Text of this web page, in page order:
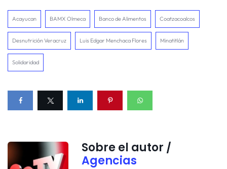
Acayucan BAMX Olmeca Banco de Alimentos Coatzacoalcos
Desnutrición Veracruz Luis Edgar Menchaca Flores Minatitlán
Solidaridad
Sobre el autor /
Agencias